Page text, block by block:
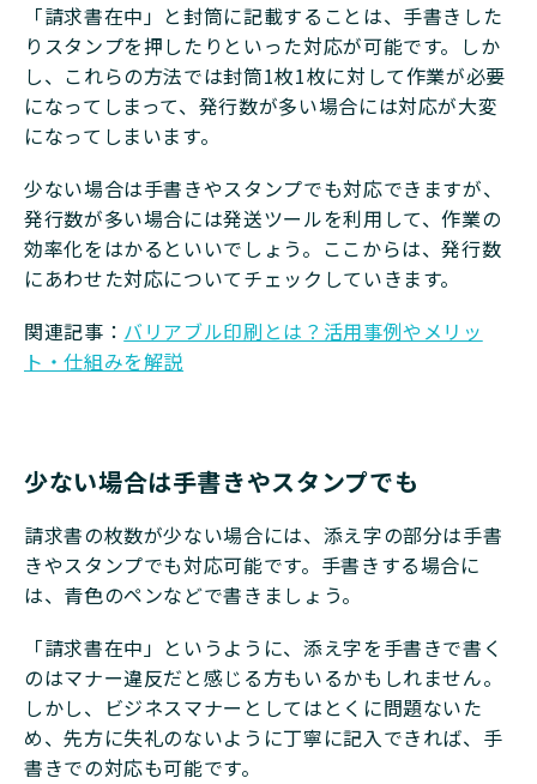
「請求書在中」と封筒に記載することは、手書きした
りスタンプを押したりといった対応が可能です。しか
し、これらの方法では封筒1枚1枚に対して作業が必要
になってしまって、発行数が多い場合には対応が大変
になってしまいます。
少ない場合は手書きやスタンプでも対応できますが、
発行数が多い場合には発送ツールを利用して、作業の
効率化をはかるといいでしょう。ここからは、発行数
にあわせた対応についてチェックしていきます。
関連記事： バリアブル印刷とは？活用事例やメリッ
ト・仕組みを解説
少ない場合は手書きやスタンプでも
請求書の枚数が少ない場合には、添え字の部分は手書
きやスタンプでも対応可能です。手書きする場合に
は、青色のペンなどで書きましょう。
「請求書在中」というように、添え字を手書きで書く
のはマナー違反だと感じる方もいるかもしれません。
しかし、ビジネスマナーとしてはとくに問題ないた
め、先方に失礼のないように丁寧に記入できれば、手
書きでの対応も可能です。